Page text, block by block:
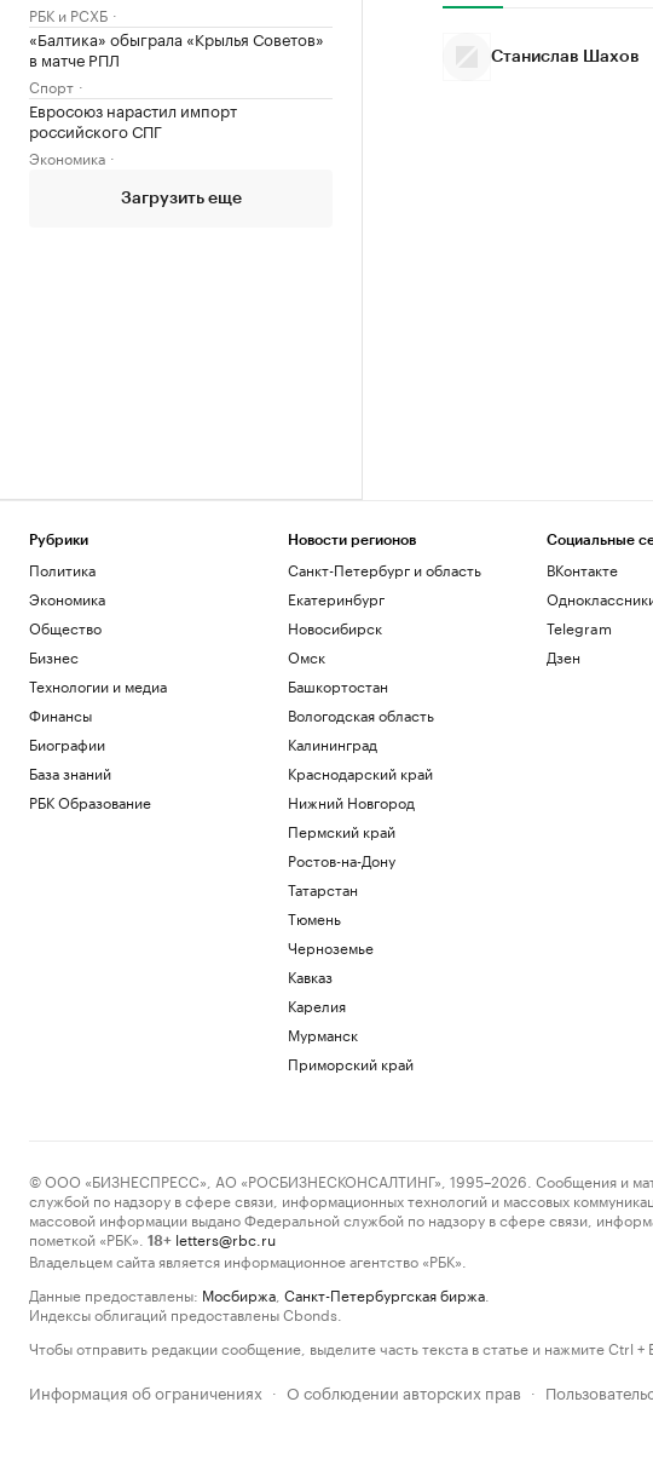
РБК и РСХБ
«Балтика» обыграла «Крылья Советов»
в матче РПЛ
Спорт
Евросоюз нарастил импорт
российского СПГ
Экономика
Загрузить еще
Станислав Шахов
Рубрики
Политика
Экономика
Общество
Бизнес
Технологии и медиа
Финансы
Биографии
База знаний
РБК Образование
Новости регионов
Санкт-Петербург и область
Екатеринбург
Новосибирск
Омск
Башкортостан
Вологодская область
Калининград
Краснодарский край
Нижний Новгород
Пермский край
Ростов-на-Дону
Татарстан
Тюмень
Черноземье
Кавказ
Карелия
Мурманск
Приморский край
Социальные
ВКонтакте
Telegram
Дзен
© ООО «БИЗНЕСПРЕСС», АО «РОСБИЗНЕСКОНСАЛТИНГ», 1995–2026. Сообщения и
службой по надзору в сфере связи, информационных технологий и массовых
массовой информации выдано Федеральной службой по надзору в сфере связи,
пометкой «РБК».
18+ letters@rbc.ru
Владельцем сайта является информационное агентство «РБК».
Данные предоставлены: Мосбиржа Санкт-Петербургская биржа
Индексы облигаций предоставлены Cbonds.
Чтобы отправить редакции сообщение, выделите часть текста в статье и нажмите Ctrl +
Информация об ограничениях · О соблюдении авторских прав ·